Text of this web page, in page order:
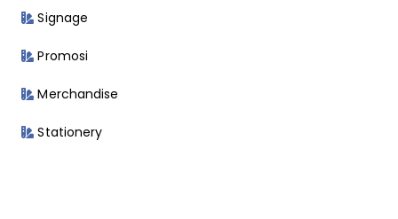
Signage
Promosi
Merchandise
Stationery